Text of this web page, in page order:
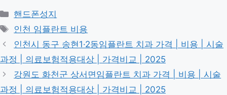
카
테
리
핸드폰성지
태
그
인천 임플란트 비용
인천시 동구 송현1·2동임플란트 치과 가격 | 비용 | 시술
과정 | 의료보험적용대상 | 가격비교 | 2025
강원도 화천군 상서면임플란트 치과 가격 | 비용 | 시술
과정 | 의료보험적용대상 | 가격비교 | 2025